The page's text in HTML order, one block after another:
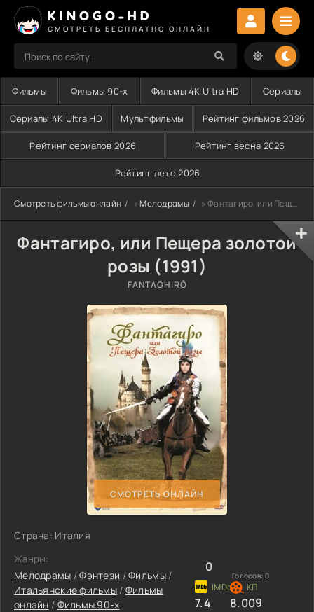
KINOGO-HD
СМОТРЕТЬ БЕСПЛАТНО ОНЛАЙН
Фильмы Фильмы 90-х Фильмы 4K Ultra HD Сериалы
Сериалы 4K Ultra HD Мультфильмы Рейтинг фильмов 2026
Рейтинг сериалов 2026 Рейтинг весна 2026
Рейтинг лето 2026
Смотреть фильмы онлайн »Мелодрамы » Фантагиро, или Пещера золотой розы (1991)
Фантагиро, или Пещера золотой
розы (1991)
FANTAGHIRÒ
СМОТРЕТЬ ОНЛАЙН
Страна: Италия
Жанры:
Мелодрамы /Фэнтези /Фильмы/
Итальянские фильмы / Фильмы
онлайн / Фильмы 90-х
0
Голосов: 0
7.4 8.009